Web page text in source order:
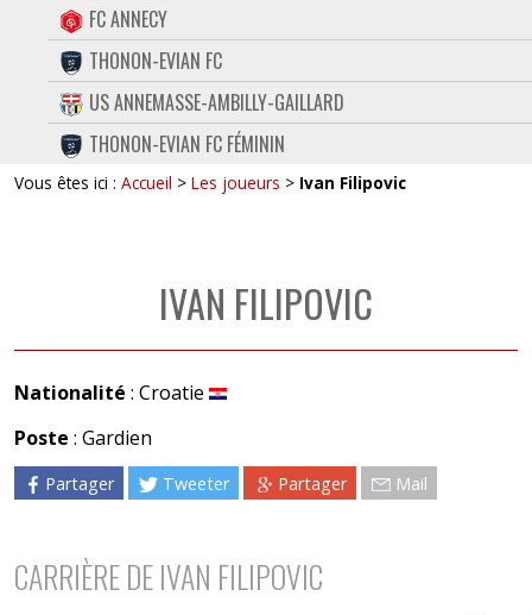
FORUM
CONTACT
FACEBOOK
TWITTER
FC ANNECY
THONON-EVIAN FC
US ANNEMASSE-AMBILLY-GAILLARD
THONON-EVIAN FC FÉMININ
Vous êtes ici : Accueil > Les joueurs > Ivan Filipovic
IVAN FILIPOVIC
Nationalité : Croatie
Poste : Gardien
Partager Tweeter Partager Mail
CARRIÈRE DE IVAN FILIPOVIC